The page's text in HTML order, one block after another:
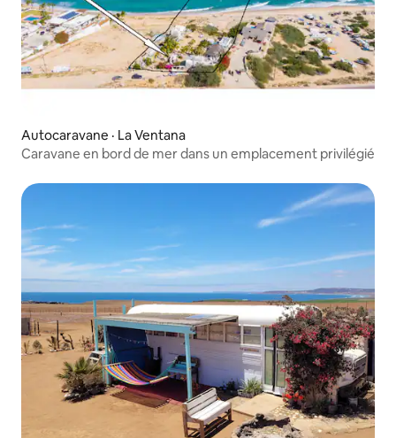
Autocaravane · La Ventana
Caravane en bord de mer dans un emplacement privilégié